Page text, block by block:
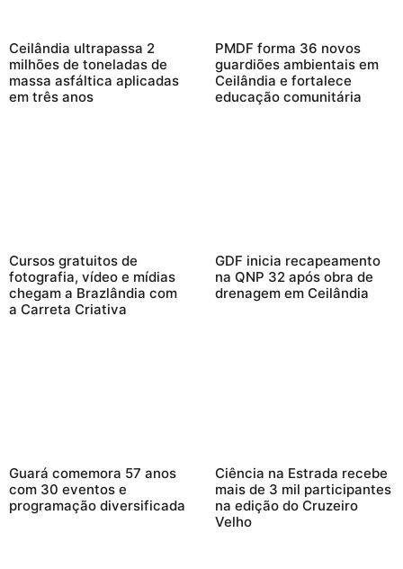
Ceilândia ultrapassa 2
milhões de toneladas de
massa asfáltica aplicadas
em três anos
PMDF forma 36 novos
guardiões ambientais em
Ceilândia e fortalece
educação comunitária
Cursos gratuitos de
fotografia, vídeo e mídias
chegam a Brazlândia com
a Carreta Criativa
GDF inicia recapeamento
na QNP 32 após obra de
drenagem em Ceilândia
Guará comemora 57 anos
com 30 eventos e
programação diversificada
Ciência na Estrada recebe
mais de 3 mil participantes
na edição do Cruzeiro
Velho